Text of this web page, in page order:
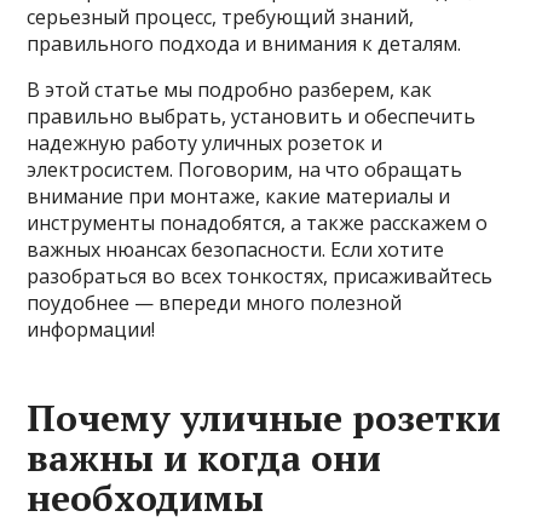
серьезный процесс, требующий знаний,
правильного подхода и внимания к деталям.
В этой статье мы подробно разберем, как
правильно выбрать, установить и обеспечить
надежную работу уличных розеток и
электросистем. Поговорим, на что обращать
внимание при монтаже, какие материалы и
инструменты понадобятся, а также расскажем о
важных нюансах безопасности. Если хотите
разобраться во всех тонкостях, присаживайтесь
поудобнее — впереди много полезной
информации!
Почему уличные розетки
важны и когда они
необходимы